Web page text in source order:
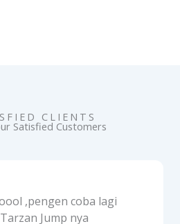
CLIENTS
Satisfied Customers
,pengen coba lagi
Jump nya